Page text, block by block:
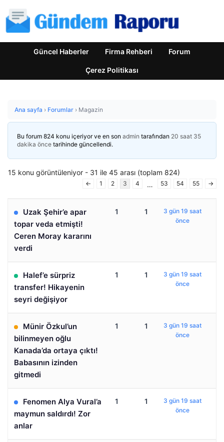
Güncel Haberler Firma Rehberi Forum
Çerez Politikası
Ana sayfa › Forumlar › Magazin
Bu forum 824 konu içeriyor ve en son admin tarafından 20 saat 35
dakika önce tarihinde güncellendi.
15 konu görüntüleniyor - 31 ile 45 arası (toplam 824)
← 1 2 3 4 … 53 54 55 →
Uzak Şehir’e apar
topar veda etmişti!
Ceren Moray kararını
verdi
1 1
3 gün 19 saat
önce
Halef’e sürpriz
transfer! Hikayenin
seyri değişiyor
1 1
3 gün 19 saat
önce
Münir Özkul’un
bilinmeyen oğlu
Kanada’da ortaya çıktı!
Babasının izinden
gitmedi
1 1
3 gün 19 saat
önce
Fenomen Alya Vural’a
maymun saldırdı! Zor
anlar
1 1
3 gün 19 saat
önce